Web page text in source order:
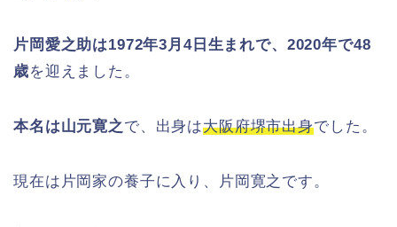
片岡愛之助は1972年3月4日生まれで、2020年で48
歳を迎えました。
本名は山元寛之で、出身は大阪府堺市出身でした。
現在は片岡家の養子に入り、片岡寛之です。